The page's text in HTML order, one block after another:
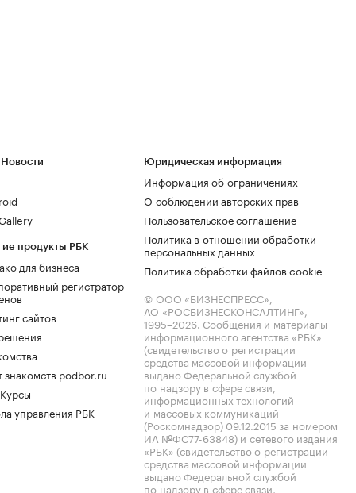
продукты РБК
для бизнеса
регистратор
сайтов
знакомств podbor.ru
управления РБК
Юридическая информация
Информация об ограничениях
О соблюдении авторских прав
Пользовательское соглашение
Политика в отношении обработки
персональных данных
Политика обработки файлов cookie
© ООО «БИЗНЕСПРЕСС»,
АО «РОСБИЗНЕСКОНСАЛТИНГ»,
1995–2026. Сообщения и материалы
информационного агентства «РБК»
(свидетельство о регистрации
средства массовой информации
выдано Федеральной службой
по надзору в сфере связи,
информационных технологий
и массовых коммуникаций
(Роскомнадзор) 09.12.2015 за номером
ИА №ФС77-63848) и сетевого издания
«РБК» (свидетельство о регистрации
средства массовой информации
выдано Федеральной службой
по надзору в сфере связи,